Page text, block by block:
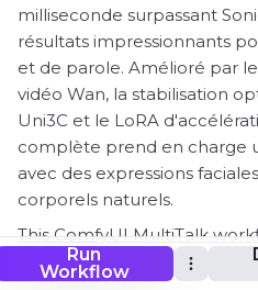
Run
Workflow
milliseconde surpassant
résultats impressionnants
et de parole. Amélioré par
vidéo Wan, la stabilisation
Uni3C et le LoRA
complète prend en charge
avec des expressions
corporels naturels.
This ComfyUI MultiTalk
AI's MultiTalk model with